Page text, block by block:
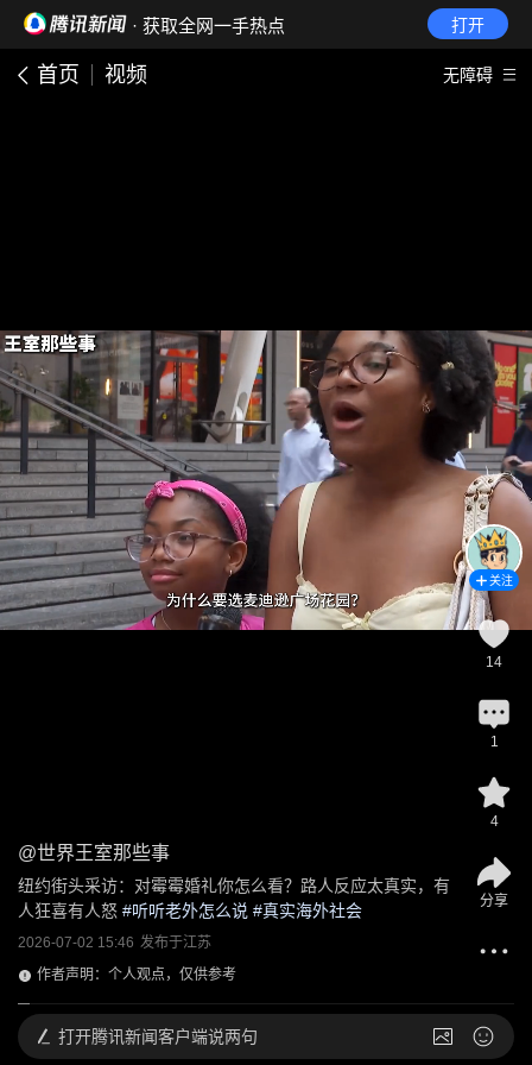
· 获取全网一手热点 打开
首页 视频 无障碍
@世界王室那些事
纽约街头采访：对霉霉婚礼你怎么看？路人反应太真实，有
人狂喜有人怒 #听听老外怎么说 #真实海外社会
2026-07-02 15:46 发布于江苏
作者声明：个人观点，仅供参考
关注
14
1
4
分享
打开腾讯新闻客户端说两句